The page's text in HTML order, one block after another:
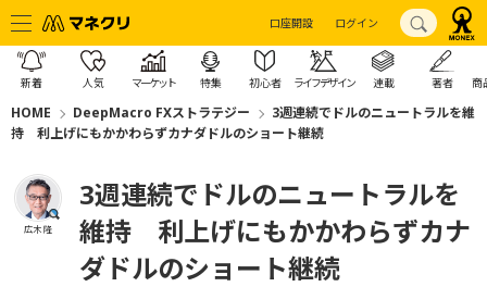
口座開設 ログイン
新着 人気 マーケット 特集 初心者 ライフデザイン 連載 著者 商
HOME DeepMacro FXストラテジー
3週連続でドルのニュートラルを維
持 利上げにもかかわらずカナダドルのショート継続
広木 隆
3週連続でドルのニュートラルを
維持 利上げにもかかわらずカナ
ダドルのショート継続